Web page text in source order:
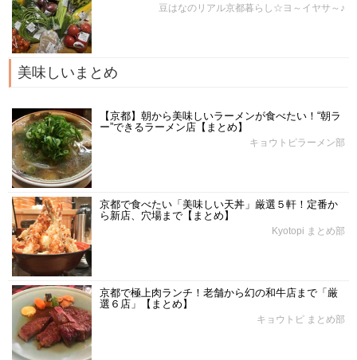
豆はなのリアル京都暮らし☆ヨ～イヤサ～♪
美味しいまとめ
【京都】朝から美味しいラーメンが食べたい！“朝ラ
ー”できるラーメン店【まとめ】
キョウトピラーメン部
京都で食べたい「美味しい天丼」厳選５軒！定番か
ら新店、穴場まで【まとめ】
Kyotopi まとめ部
京都で極上肉ランチ！老舗から幻の和牛店まで「厳
選６店」【まとめ】
キョウトピ まとめ部